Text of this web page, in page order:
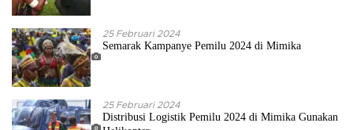
25 Februari 2024
Semarak Kampanye Pemilu 2024 di Mimika
25 Februari 2024
Distribusi Logistik Pemilu 2024 di Mimika Gunakan